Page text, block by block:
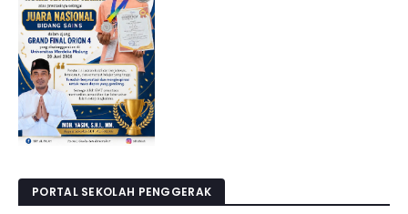
PORTAL SEKOLAH PENGGERAK